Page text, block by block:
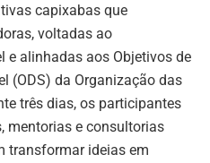
capixabas que
voltadas ao
e alinhadas aos Objetivos de
(ODS) da Organização das
três dias, os participantes
mentorias e consultorias
transformar ideias em